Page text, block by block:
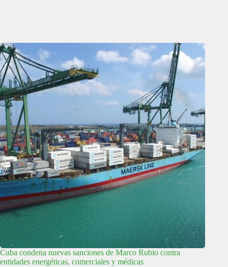
Cuba condena nuevas sanciones de Marco Rubio contra
entidades energéticas, comerciales y médicas